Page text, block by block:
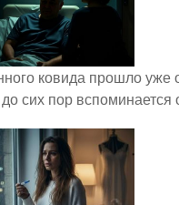
ковида прошло уже
сих пор вспоминается